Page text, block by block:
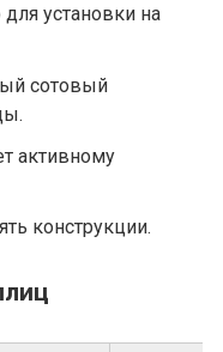
установки на
сотовый
активному
конструкции.